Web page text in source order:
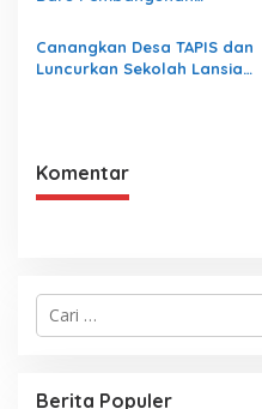
Peluncuran Satelit
Lampung-1 Berbasis AI
Canangkan Desa TAPIS dan
Luncurkan Sekolah Lansia
Komentar
C
u
Berita Populer